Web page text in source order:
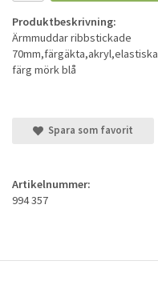
Produktbeskrivning:
Ärmmuddar ribbstickade
70mm,färgäkta,akryl,elastiska
färg mörk blå
Spara som favorit
Artikelnummer:
994 357